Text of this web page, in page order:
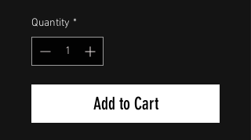
Quantity *
Add to Cart